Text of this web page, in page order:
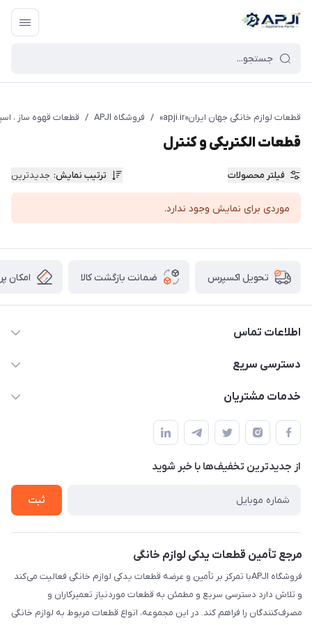
قطعات یدکی و جانبی لوازم خانگی جهان ایران
قطعات لوازم خانگی جهان ایران«apji.ir» / فروشگاه APJI / قطعات قهوه ساز ،
قطعات الکتریکی و کنترل
فیلتر محصولات ترتیب نمایش: جدیدترین
موردی برای نمایش وجود ندارد.
تحویل اکسپرس ضمانت بازگشت کالا امکان
اطلاعات تماس
09106753413
دسترسی سریع
حساب کاربری
لیست محصولات
درباره ما
خدمات مشتریان
قوانین و مقررات
حریم خصوصی
راهنما
از جدید‌ترین تخفیف‌ها با‌ خبر شوید
ثبت
مرجع تأمین قطعات یدکی لوازم خانگی
فروشگاه APJIبا تمرکز بر تأمین و عرضه قطعات یدکی لوازم خانگی فعالیت می‌کند
و تلاش دارد دسترسی سریع و مطمئن به قطعات موردنیاز تعمیرکاران و
مصرف‌کنندگان را فراهم کند. در این مجموعه، انواع قطعات مربوط به لوازم خانگی